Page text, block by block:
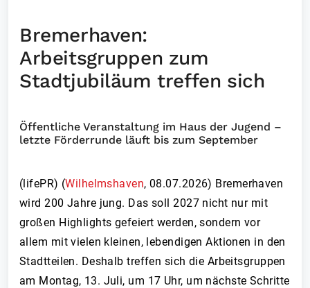
Bremerhaven:
Arbeitsgruppen zum
Stadtjubiläum treffen sich
Öffentliche Veranstaltung im Haus der Jugend –
letzte Förderrunde läuft bis zum September
(lifePR) (Wilhelmshaven,08.07.2026) Bremerhaven
wird 200 Jahre jung. Das soll 2027 nicht nur mit
großen Highlights gefeiert werden, sondern vor
allem mit vielen kleinen, lebendigen Aktionen in den
Stadtteilen. Deshalb treffen sich die Arbeitsgruppen
am Montag, 13. Juli, um 17 Uhr, um nächste Schritte